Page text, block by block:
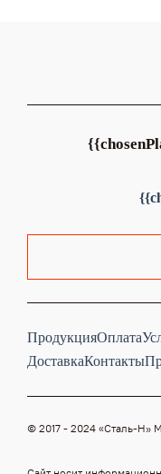
ПродукцияОплата
ДоставкаКонтакты
© 2017 - 2024 «Cталь-Н»